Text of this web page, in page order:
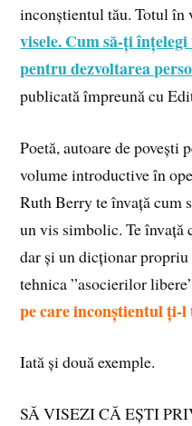
inconștientul tău. Totul
visele. Cum să-ți înțelegi
pentru dezvoltarea
publicată împreună cu
Poetă, autoare de povești
volume introductive în
Ruth Berry te învață cum
un vis simbolic. Te învață
dar și un dicționar
tehnica ”asocierilor
pe care inconștientul ți-
Iată și două exemple.
SĂ VISEZI CĂ EȘTI